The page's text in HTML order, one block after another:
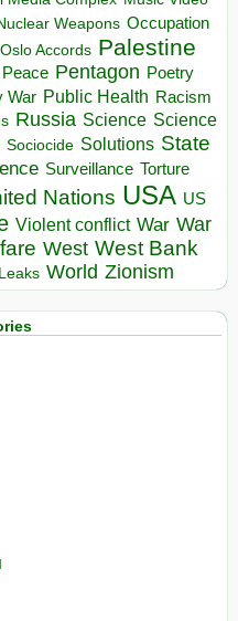
Weapons Occupation
Oslo Accords Palestine
Peace Pentagon Poetry
War Public Health Racism
Russia Science Science
Sociocide Solutions State
Surveillance Torture
Nations USA US
Violent conflict War War
West West Bank
World Zionism